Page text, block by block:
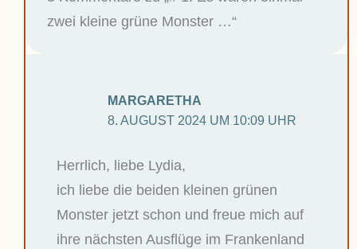
zwei kleine grüne Monster …“
MARGARETHA
8. AUGUST 2024 UM 10:09 UHR
Herrlich, liebe Lydia,
ich liebe die beiden kleinen grünen
Monster jetzt schon und freue mich auf
ihre nächsten Ausflüge im Frankenland